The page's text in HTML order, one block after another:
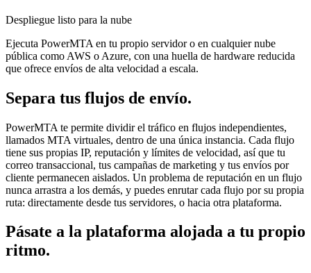
Despliegue listo para la nube
Ejecuta PowerMTA en tu propio servidor o en cualquier nube
pública como AWS o Azure, con una huella de hardware reducida
que ofrece envíos de alta velocidad a escala.
Separa tus flujos de envío.
PowerMTA te permite dividir el tráfico en flujos independientes,
llamados MTA virtuales, dentro de una única instancia. Cada flujo
tiene sus propias IP, reputación y límites de velocidad, así que tu
correo transaccional, tus campañas de marketing y tus envíos por
cliente permanecen aislados. Un problema de reputación en un flujo
nunca arrastra a los demás, y puedes enrutar cada flujo por su propia
ruta: directamente desde tus servidores, o hacia otra plataforma.
Pásate a la plataforma alojada a tu propio
ritmo.